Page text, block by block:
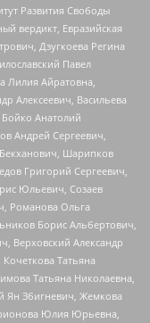
Развития Свободы
вердикт, Евразийская
Дзугкоева Регина
Павел
Айратовна,
Алексеевич, Васильева
Бойко Анатолий
Андрей Сергеевич,
Шарипков
Григорий Сергеевич,
Юльевич, Созаев
Романова Ольга
Борис Альбертович,
Верховский Александр
Татьяна
Татьяна Николаевна,
Ян Збигневич, Жемкова
Юлия Юрьевна,